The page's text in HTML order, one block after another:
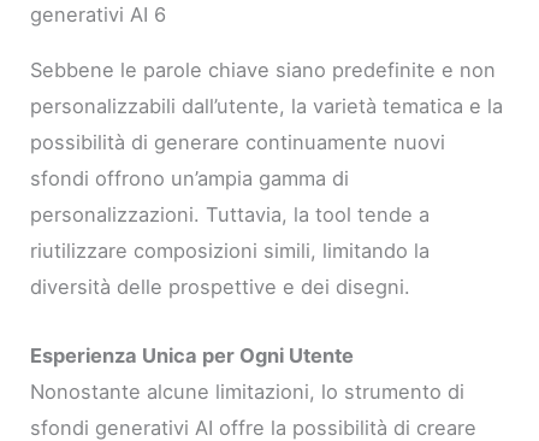
generativi AI 6
Sebbene le parole chiave siano predefinite e non
personalizzabili dall’utente, la varietà tematica e la
possibilità di generare continuamente nuovi
sfondi offrono un’ampia gamma di
personalizzazioni. Tuttavia, la tool tende a
riutilizzare composizioni simili, limitando la
diversità delle prospettive e dei disegni.
Esperienza Unica per Ogni Utente
Nonostante alcune limitazioni, lo strumento di
sfondi generativi AI offre la possibilità di creare